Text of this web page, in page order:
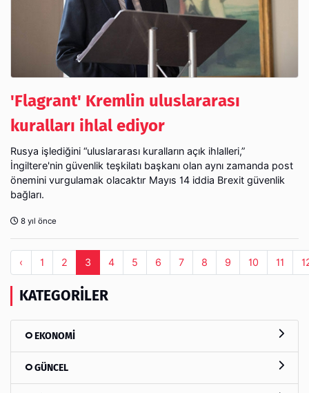
'Flagrant' Kremlin uluslararası
kuralları ihlal ediyor
Rusya işlediğini “uluslararası kuralların açık ihlalleri,”
İngiltere'nin güvenlik teşkilatı başkanı olan aynı zamanda post
önemini vurgulamak olacaktır Mayıs 14 iddia Brexit güvenlik
bağları.
8 yıl önce
‹ 1 2 3 4 5 6 7 8 9 10 11
KATEGORILER
EKONOMİ
GÜNCEL